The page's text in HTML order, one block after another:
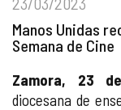
Manos Unidas
Semana de Cine
Zamora, 23
diocesana de